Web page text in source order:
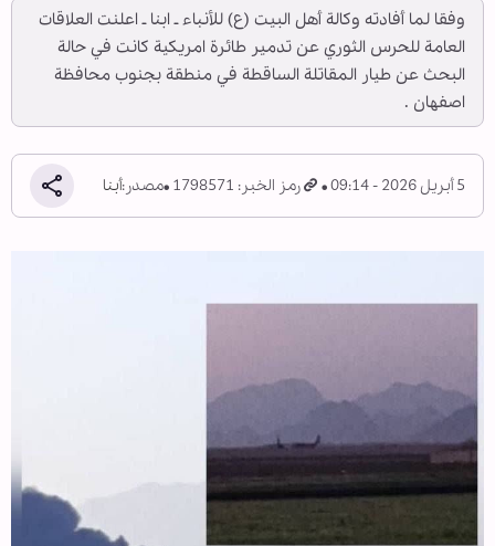
وفقا لما أفادته وكالة أهل البيت (ع) للأنباء ـ ابنا ـ اعلنت العلاقات
العامة للحرس الثوري عن تدمير طائرة امريكية كانت في حالة
البحث عن طيار المقاتلة الساقطة في منطقة بجنوب محافظة
اصفهان .
5 أبريل 2026 - 09:14 رمز الخبر: 1798571 مصدر:أبنا